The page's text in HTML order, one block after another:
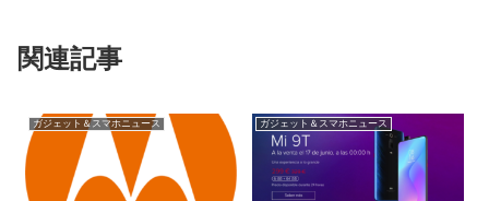
関連記事
ガジェット＆スマホニュース ガジェット＆スマホニュース